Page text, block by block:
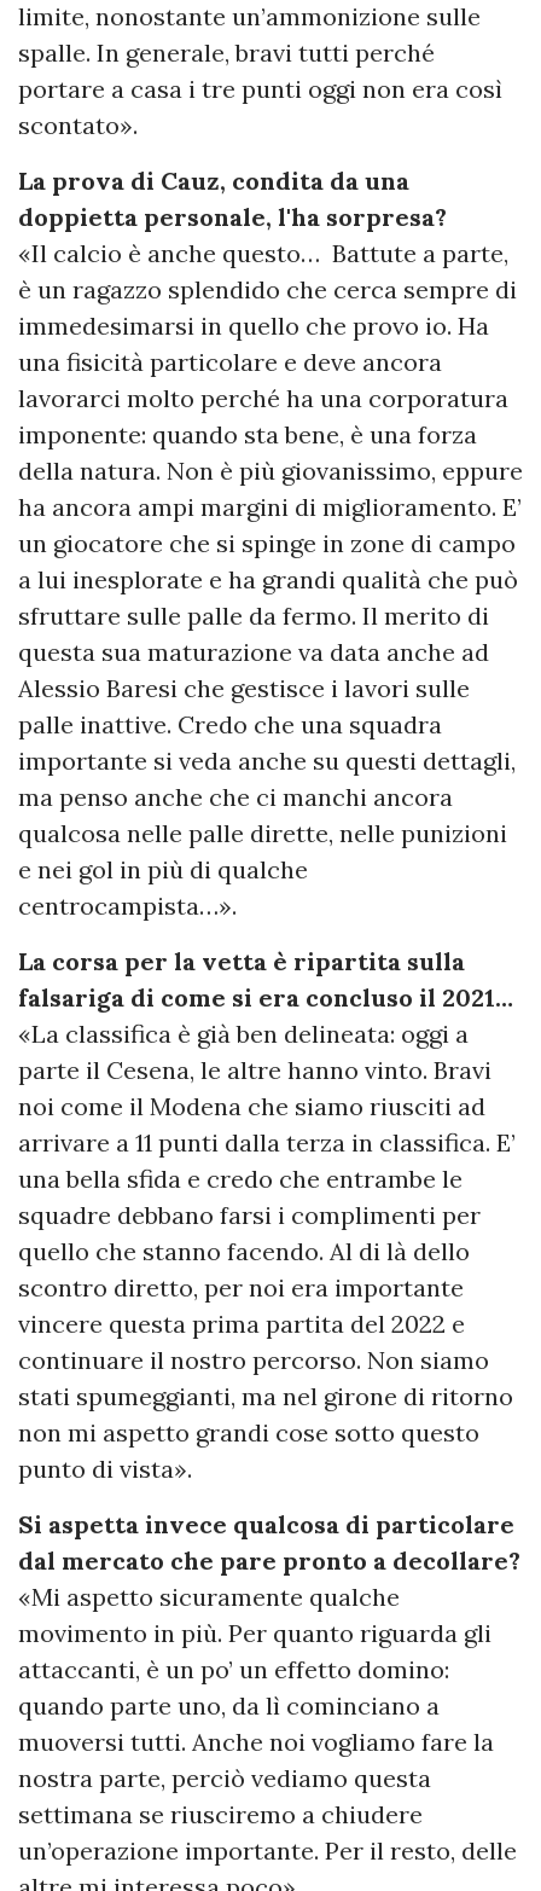
limite, nonostante un’ammonizione sulle
spalle. In generale, bravi tutti perché
portare a casa i tre punti oggi non era così
scontato».
La prova di Cauz, condita da una
doppietta personale, l'ha sorpresa?
«Il calcio è anche questo… Battute a parte,
è un ragazzo splendido che cerca sempre di
immedesimarsi in quello che provo io. Ha
una fisicità particolare e deve ancora
lavorarci molto perché ha una corporatura
imponente: quando sta bene, è una forza
della natura. Non è più giovanissimo, eppure
ha ancora ampi margini di miglioramento. E’
un giocatore che si spinge in zone di campo
a lui inesplorate e ha grandi qualità che può
sfruttare sulle palle da fermo. Il merito di
questa sua maturazione va data anche ad
Alessio Baresi che gestisce i lavori sulle
palle inattive. Credo che una squadra
importante si veda anche su questi dettagli,
ma penso anche che ci manchi ancora
qualcosa nelle palle dirette, nelle punizioni
e nei gol in più di qualche
centrocampista…».
La corsa per la vetta è ripartita sulla
falsariga di come si era concluso il 2021…
«La classifica è già ben delineata: oggi a
parte il Cesena, le altre hanno vinto. Bravi
noi come il Modena che siamo riusciti ad
arrivare a 11 punti dalla terza in classifica. E’
una bella sfida e credo che entrambe le
squadre debbano farsi i complimenti per
quello che stanno facendo. Al di là dello
scontro diretto, per noi era importante
vincere questa prima partita del 2022 e
continuare il nostro percorso. Non siamo
stati spumeggianti, ma nel girone di ritorno
non mi aspetto grandi cose sotto questo
punto di vista».
Si aspetta invece qualcosa di particolare
dal mercato che pare pronto a decollare?
«Mi aspetto sicuramente qualche
movimento in più. Per quanto riguarda gli
attaccanti, è un po’ un effetto domino:
quando parte uno, da lì cominciano a
muoversi tutti. Anche noi vogliamo fare la
nostra parte, perciò vediamo questa
settimana se riusciremo a chiudere
un’operazione importante. Per il resto, delle